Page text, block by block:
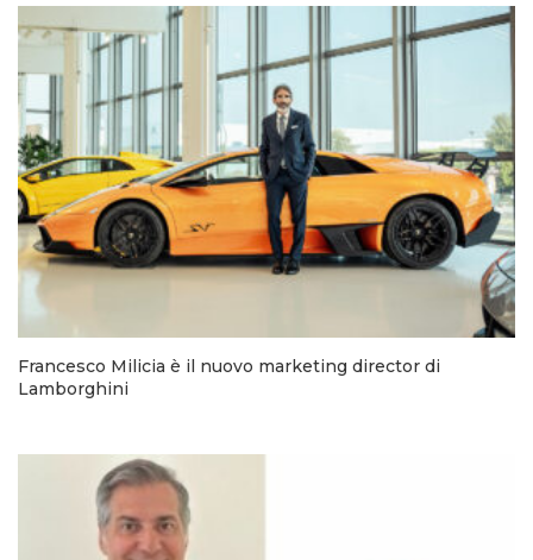
Francesco Milicia è il nuovo marketing director di
Lamborghini